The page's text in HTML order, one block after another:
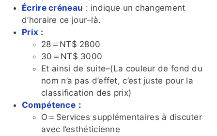
Écrire créneau : indique un changement
d’horaire ce jour–là.
Prix :
28＝NT$ 2800
30＝NT$ 3000
Et ainsi de suite–(La couleur de fond du
nom n’a pas d’effet, c’est juste pour la
classification des prix)
Compétence ：
O＝Services supplémentaires à discuter
avec l’esthéticienne